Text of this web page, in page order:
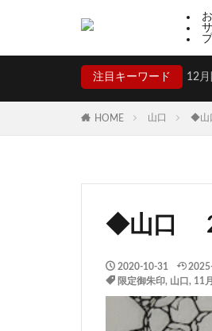
注目キーワード 12
HOME 山口 ◆山
◆山口
2020-10-31
限定御朱印, 山口 , 11